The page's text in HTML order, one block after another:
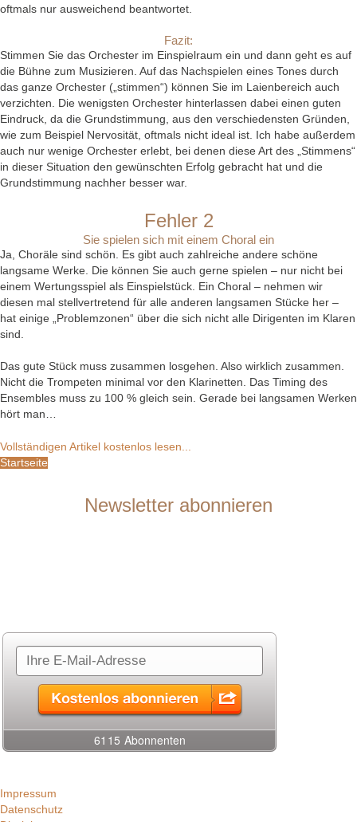
oftmals nur ausweichend beantwortet.
Fazit:
Stimmen Sie das Orchester im Einspielraum ein und dann geht es auf
die Bühne zum Musizieren. Auf das Nachspielen eines Tones durch
das ganze Orchester („stimmen“) können Sie im Laienbereich auch
verzichten. Die wenigsten Orchester hinterlassen dabei einen guten
Eindruck, da die Grundstimmung, aus den verschiedensten Gründen,
wie zum Beispiel Nervosität, oftmals nicht ideal ist. Ich habe außerdem
auch nur wenige Orchester erlebt, bei denen diese Art des „Stimmens“
in dieser Situation den gewünschten Erfolg gebracht hat und die
Grundstimmung nachher besser war.
Fehler 2
Sie spielen sich mit einem Choral ein
Ja, Choräle sind schön. Es gibt auch zahlreiche andere schöne
langsame Werke. Die können Sie auch gerne spielen – nur nicht bei
einem Wertungsspiel als Einspielstück. Ein Choral – nehmen wir
diesen mal stellvertretend für alle anderen langsamen Stücke her –
hat einige „Problemzonen“ über die sich nicht alle Dirigenten im Klaren
sind.
Das gute Stück muss zusammen losgehen. Also wirklich zusammen.
Nicht die Trompeten minimal vor den Klarinetten. Das Timing des
Ensembles muss zu 100 % gleich sein. Gerade bei langsamen Werken
hört man…
Vollständigen Artikel kostenlos lesen...
Startseite
Newsletter abonnieren
Impressum
Datenschutz